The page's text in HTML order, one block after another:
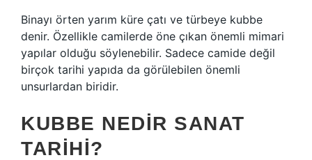
Binayı örten yarım küre çatı ve türbeye kubbe
denir. Özellikle camilerde öne çıkan önemli mimari
yapılar olduğu söylenebilir. Sadece camide değil
birçok tarihi yapıda da görülebilen önemli
unsurlardan biridir.
KUBBE NEDIR SANAT
TARIHI?